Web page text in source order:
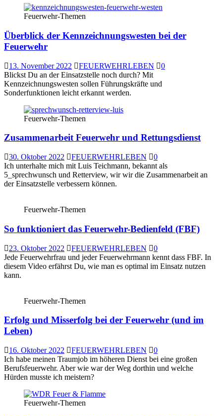
Feuerwehr-Themen
Überblick der Kennzeichnungswesten bei der
Feuerwehr
13. November 2022 FEUERWEHRLEBEN
0
Blickst Du an der Einsatzstelle noch durch? Mit
Kennzeichnungswesten sollen Führungskräfte und
Sonderfunktionen leicht erkannt werden.
Feuerwehr-Themen
Zusammenarbeit Feuerwehr und Rettungsdienst
30. Oktober 2022 FEUERWEHRLEBEN
0
Ich unterhalte mich mit Luis Teichmann, bekannt als
5_sprechwunsch und Retterview, wir wir die Zusammenarbeit an
der Einsatzstelle verbessern können.
Feuerwehr-Themen
So funktioniert das Feuerwehr-Bedienfeld (FBF)
23. Oktober 2022 FEUERWEHRLEBEN
0
Jede Feuerwehrfrau und jeder Feuerwehrmann kennt dass FBF. In
diesem Video erfährst Du, wie man es optimal im Einsatz nutzen
kann.
Feuerwehr-Themen
Erfolg und Misserfolg bei der Feuerwehr (und im
Leben)
16. Oktober 2022 FEUERWEHRLEBEN
0
Ich habe meinen Traumjob im höheren Dienst bei eine großen
Berufsfeuerwehr. Aber wie war der Weg dorthin und welche
Hürden musste ich meistern?
Feuerwehr-Themen